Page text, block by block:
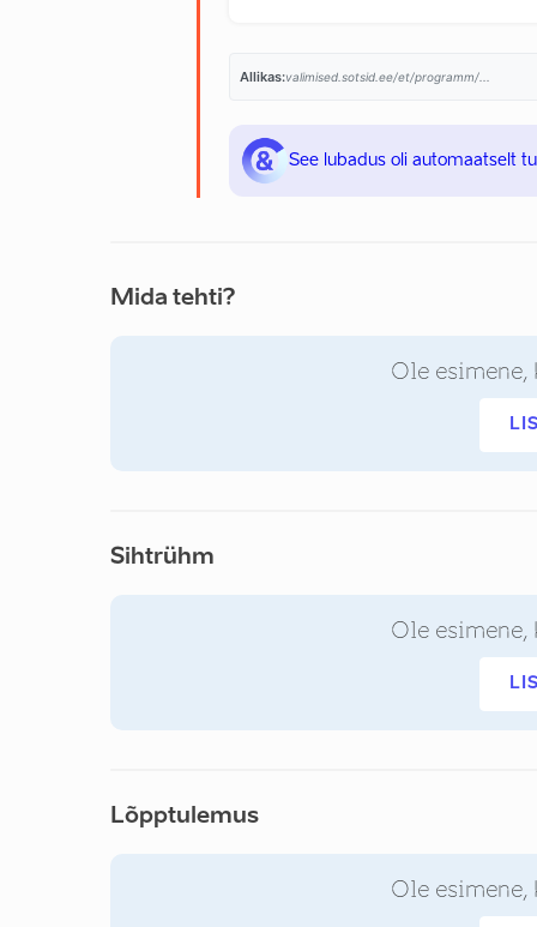
Allikas:valimised.sotsid.ee/et/programm/...
See lubadus oli automaatselt
Mida tehti?
Ole esimene,
Sihtrühm
Ole esimene,
Lõpptulemus
Ole esimene,